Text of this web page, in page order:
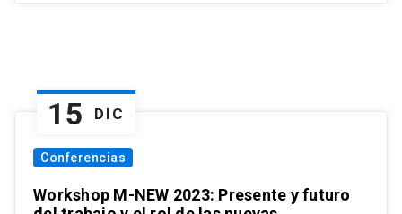
15 DIC
Conferencias
Workshop M-NEW 2023: Presente y futuro